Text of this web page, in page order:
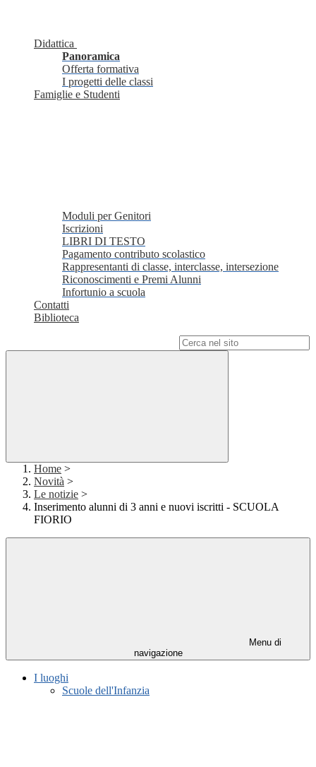
Didattica
Panoramica
Offerta formativa
I progetti delle classi
Famiglie e Studenti
Moduli per Genitori
Iscrizioni
LIBRI DI TESTO
Pagamento contributo scolastico
Rappresentanti di classe, interclasse, intersezione
Riconoscimenti e Premi Alunni
Infortunio a scuola
Contatti
Biblioteca
Home >
Novità >
Le notizie >
Inserimento alunni di 3 anni e nuovi iscritti - SCUOLA
FIORIO
Menu di
navigazione
I luoghi
Scuole dell'Infanzia